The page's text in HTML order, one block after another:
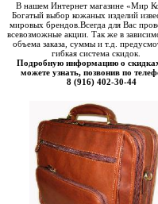
В нашем Интернет магазине «Мир
Богатый выбор кожаных изделий
мировых брендов.Всегда для Вас
всевозможные акции. Так же в
объема заказа, суммы и т.д.
гибкая система скидок.
Подробную информацию о
можете узнать, позвонив по
8 (916) 402-30-44